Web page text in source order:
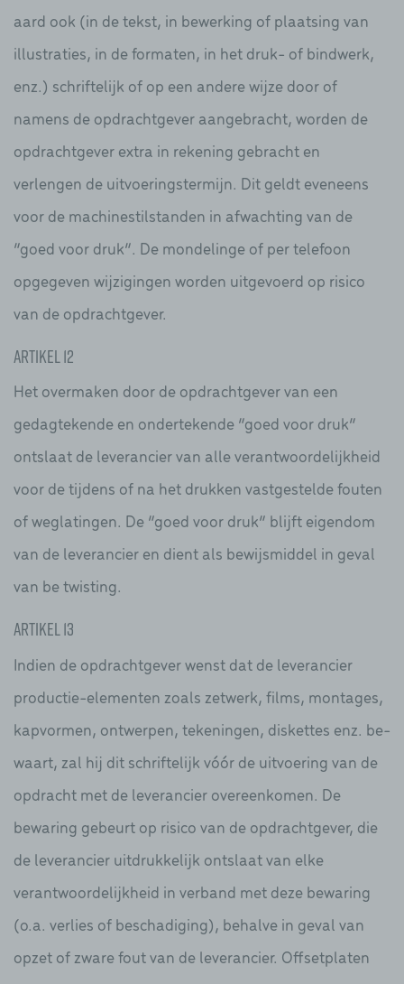
aard ook (in de tekst, in bewerking of plaatsing van
illustraties, in de formaten, in het druk- of bindwerk,
enz.) schriftelijk of op een andere wijze door of
namens de opdrachtgever aangebracht, worden de
opdrachtgever extra in rekening gebracht en
verlengen de uitvoeringstermijn. Dit geldt eveneens
voor de machinestilstanden in afwachting van de
“goed voor druk”. De mondelinge of per telefoon
opgegeven wijzigingen worden uitgevoerd op risico
van de opdrachtgever.
Artikel 12
Het overmaken door de opdrachtgever van een
gedagtekende en ondertekende “goed voor druk”
ontslaat de leverancier van alle verantwoordelijkheid
voor de tijdens of na het drukken vastgestelde fouten
of weglatingen. De “goed voor druk” blijft eigendom
van de leverancier en dient als bewijsmiddel in geval
van be twisting.
Artikel 13
Indien de opdrachtgever wenst dat de leverancier
productie-elementen zoals zetwerk, films, montages,
kapvormen, ontwerpen, tekeningen, diskettes enz. be-
waart, zal hij dit schriftelijk vóór de uitvoering van de
opdracht met de leverancier overeenkomen. De
bewaring gebeurt op risico van de opdrachtgever, die
de leverancier uitdrukkelijk ontslaat van elke
verantwoordelijkheid in verband met deze bewaring
(o.a. verlies of beschadiging), behalve in geval van
opzet of zware fout van de leverancier. Offsetplaten